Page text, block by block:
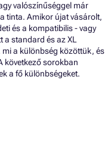
valószínűséggel már
tinta. Amikor újat vásárolt,
és a kompatibilis - vagy
standard és az XL
a különbség közöttük, és
következő sorokban
a fő különbségeket.